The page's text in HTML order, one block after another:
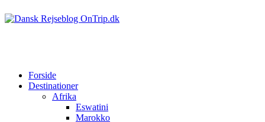
Forside
Destinationer
Afrika
Eswatini
Marokko